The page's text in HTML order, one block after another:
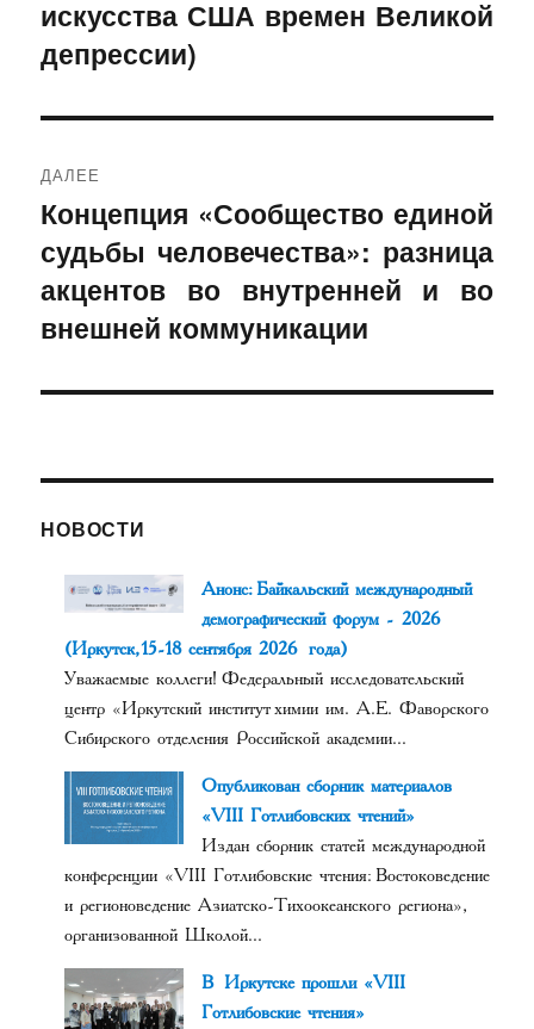
искусства США времен Великой
депрессии)
ДАЛЕЕ
Следующая
запись:
Концепция «Сообщество единой
судьбы человечества»: разница
акцентов во внутренней и во
внешней коммуникации
НОВОСТИ
Анонс: Байкальский международный
демографический форум - 2026
(Иркутск, 15-18 сентября 2026 года)
Уважаемые коллеги! Федеральный исследовательский
центр «Иркутский институт химии им. А.Е. Фаворского
Сибирского отделения Российской академии...
Опубликован сборник материалов
«VIII Готлибовских чтений»
Издан сборник статей международной
конференции «VIII Готлибовские чтения: Востоковедение
и регионоведение Азиатско-Тихоокеанского региона»,
организованной Школой...
В Иркутске прошли «VIII
Готлибовские чтения»